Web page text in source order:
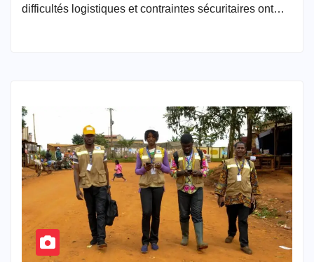
difficultés logistiques et contraintes sécuritaires ont…